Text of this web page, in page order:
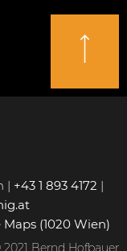
| +43 1 893 4172 |
Maps (1020 Wien)
Bernd Hofbauer